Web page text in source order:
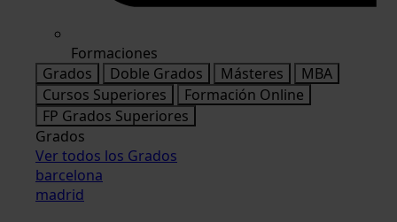
Formaciones
Grados
Doble Grados Másteres
MBA
Cursos Superiores
Formación Online
FP Grados Superiores
Grados
Ver todos los Grados
barcelona
madrid